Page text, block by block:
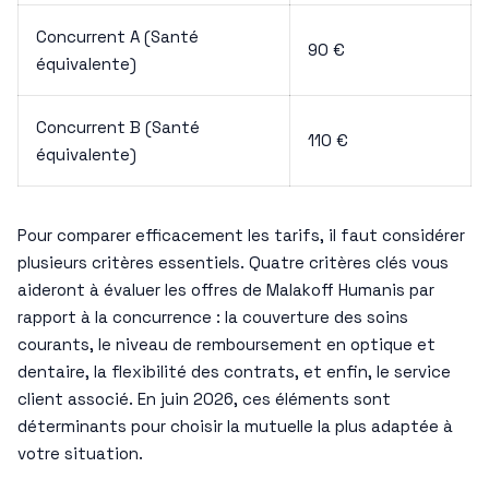
Concurrent A (Santé
équivalente)
90 €
Concurrent B (Santé
équivalente)
110 €
Pour comparer efficacement les tarifs, il faut considérer
plusieurs critères essentiels. Quatre critères clés vous
aideront à évaluer les offres de Malakoff Humanis par
rapport à la concurrence : la couverture des soins
courants, le niveau de remboursement en optique et
dentaire, la flexibilité des contrats, et enfin, le service
client associé. En juin 2026, ces éléments sont
déterminants pour choisir la mutuelle la plus adaptée à
votre situation.